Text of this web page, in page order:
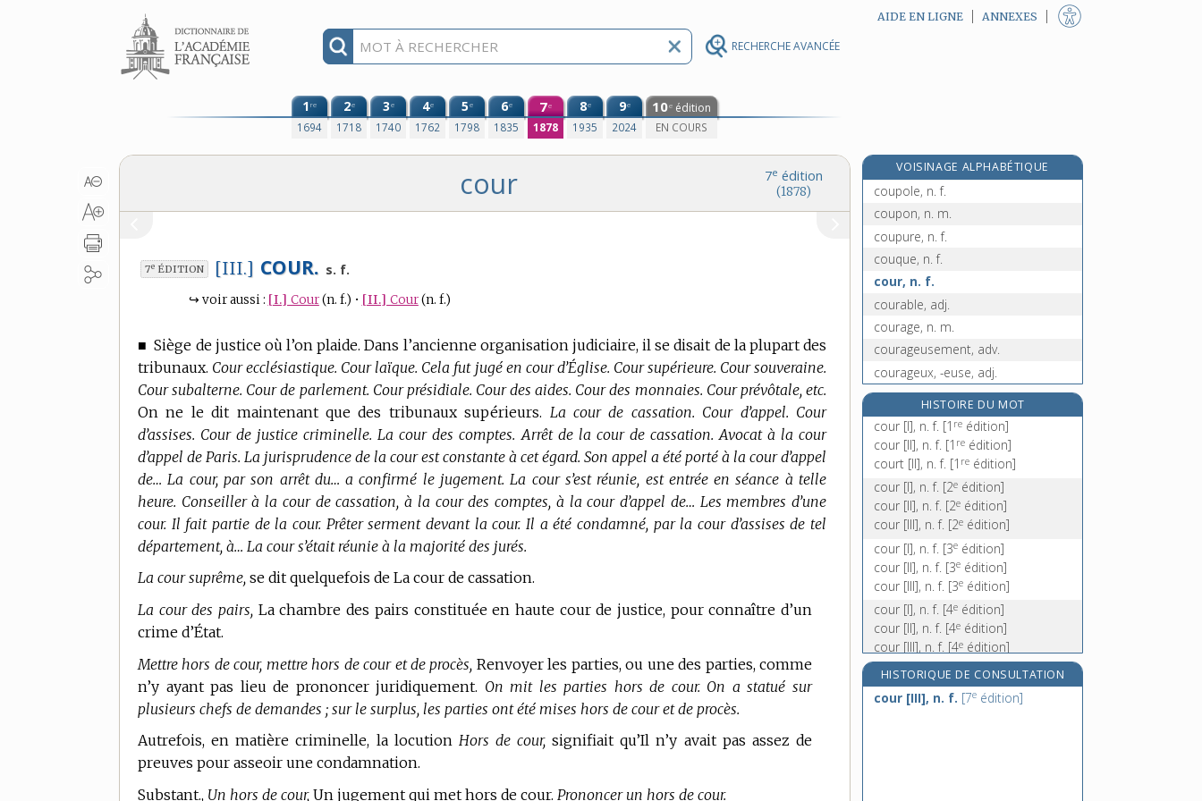
RECHERCHE AVANCÉE
Aller au contenu AIDE EN LIGNE ANNEXES
1re
1694
2e
1718
3e
1740
4e
1762
5e
1798
6e
1835
7e
1878
8e
1935
9e
2024
10e édition
EN COURS
7e édition
(1878)
cour
7e ÉDITION [III.] COUR. s. f.
↪ voir aussi : [I.] Cour(n. f.) • [II.] Cour(n. f.)
■Siège de justice où l’on plaide. Dans l’ancienne organisation judiciaire, il se disait de la plupart des
tribunaux. Cour ecclésiastique. Cour laïque. Cela fut jugé en cour d’Église. Cour supérieure. Cour souveraine.
Cour subalterne. Cour de parlement. Cour présidiale. Cour des aides. Cour des monnaies. Cour prévôtale, etc.
On ne le dit maintenant que des tribunaux supérieurs. La cour de cassation. Cour d’appel. Cour
d’assises. Cour de justice criminelle. La cour des comptes. Arrêt de la cour de cassation. Avocat à la cour
d’appel de Paris. La jurisprudence de la cour est constante à cet égard. Son appel a été porté à la cour d’appel
de… La cour, par son arrêt du… a confirmé le jugement. La cour s’est réunie, est entrée en séance à telle
heure. Conseiller à la cour de cassation, à la cour des comptes, à la cour d’appel de… Les membres d’une
cour. Il fait partie de la cour. Prêter serment devant la cour. Il a été condamné, par la cour d’assises de tel
département, à… La cour s’était réunie à la majorité des jurés.
La cour suprême, se dit quelquefois de La cour de cassation.
La cour des pairs, La chambre des pairs constituée en haute cour de justice, pour connaître d’un
crime d’État.
Mettre hors de cour, mettre hors de cour et de procès, Renvoyer les parties, ou une des parties, comme
n’y ayant pas lieu de prononcer juridiquement. On mit les parties hors de cour. On a statué sur
plusieurs chefs de demandes ; sur le surplus, les parties ont été mises hors de cour et de procès.
Autrefois, en matière criminelle, la locution Hors de cour, signifiait qu’Il n’y avait pas assez de
preuves pour asseoir une condamnation.
Substant., Un hors de cour, Un jugement qui met hors de cour. Prononcer un hors de cour.
VOISINAGE ALPHABÉTIQUE
coupoir, n. m.
coupole, n. f.
coupon, n. m.
coupure, n. f.
couque, n. f.
cour, n. f.
courable, adj.
courage, n. m.
courageusement, adv.
courageux, -euse, adj.
courailler, v. intr.
couramment, adv.
courant, -ante [I], adj.
courant [II], n. m.
courante [I], n. f.
HISTOIRE DU MOT
cour [I], n. f. [1 re édition]
cour [II], n. f. [1 re édition]
court [II], n. f. [1 re édition]
cour [I], n. f. [2e édition]
cour [II], n. f. [2e édition]
cour [III], n. f. [2e édition]
cour [I], n. f. [3e édition]
cour [II], n. f. [3e édition]
cour [III], n. f. [3e édition]
cour [I], n. f. [4e édition]
cour [II], n. f. [4e édition]
cour [III], n. f. [4e édition]
cour [I], n. f. [5 édition]
cour [II], n. f.[5eédition]
cour [III], n. f. [5 eédition]
HISTORIQUE DE CONSULTATION
cour [III], n. f. [7e édition]